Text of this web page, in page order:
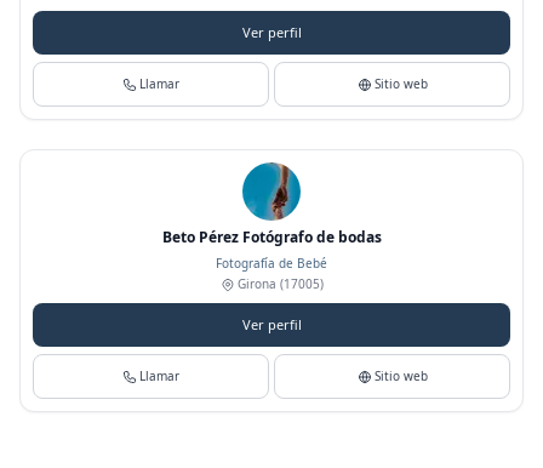
Ver perfil
Llamar Sitio web
Beto Pérez Fotógrafo de bodas
Fotografía de Bebé
Girona (17005)
Ver perfil
Llamar Sitio web